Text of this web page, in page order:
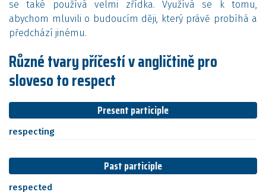
se také používá velmi zřídka. Využívá se k tomu,
abychom mluvili o budoucím ději, který právě probíhá a
předchází jinému.
Různé tvary příčestí v angličtině pro
sloveso to respect
Present participle
respecting
Past participle
respected